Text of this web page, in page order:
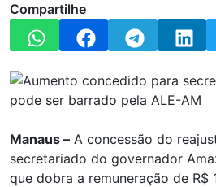
Compartilhe
Manaus – A concessão do
secretariado do governador
que dobra a remuneração de R$